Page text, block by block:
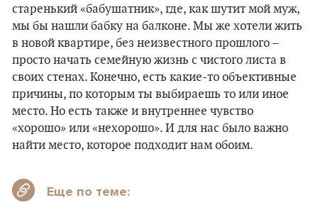
старенький «бабушатник», где, как шутит мой муж,
мы бы нашли бабку на балконе. Мы же хотели жить
в новой квартире, без неизвестного прошлого –
просто начать семейную жизнь с чистого листа в
своих стенах. Конечно, есть какие-то объективные
причины, по которым ты выбираешь то или иное
место. Но есть также и внутреннее чувство
«хорошо» или «нехорошо». И для нас было важно
найти место, которое подходит нам обоим.
Еще по теме: